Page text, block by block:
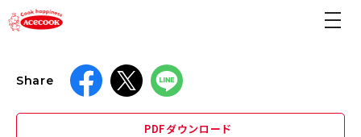
Share
PDFダウンロード